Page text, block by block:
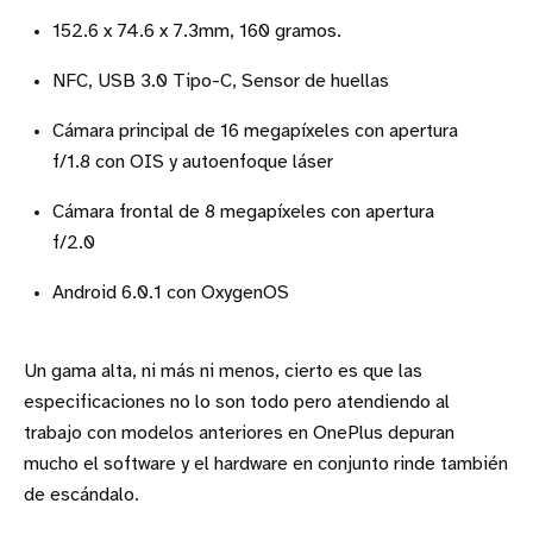
152.6 x 74.6 x 7.3mm, 160 gramos.
NFC, USB 3.0 Tipo-C, Sensor de huellas
Cámara principal de 16 megapíxeles con apertura
f/1.8 con OIS y autoenfoque láser
Cámara frontal de 8 megapíxeles con apertura
f/2.0
Android 6.0.1 con OxygenOS
Un gama alta, ni más ni menos, cierto es que las
especificaciones no lo son todo pero atendiendo al
trabajo con modelos anteriores en OnePlus depuran
mucho el software y el hardware en conjunto rinde también
de escándalo.